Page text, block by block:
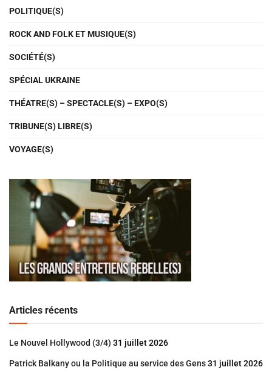
POLITIQUE(S)
ROCK AND FOLK ET MUSIQUE(S)
SOCIÉTÉ(S)
SPÉCIAL UKRAINE
THÉATRE(S) – SPECTACLE(S) – EXPO(S)
TRIBUNE(S) LIBRE(S)
VOYAGE(S)
Articles récents
Le Nouvel Hollywood (3/4) 31 juillet 2026
Patrick Balkany ou la Politique au service des Gens31 juillet 2026